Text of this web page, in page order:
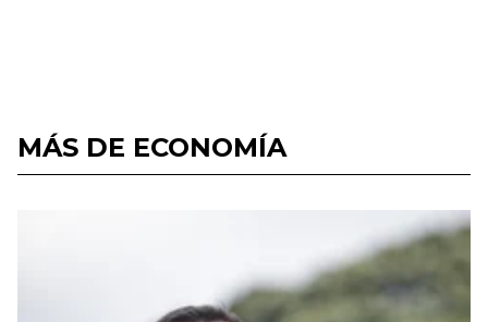
MÁS DE ECONOMÍA